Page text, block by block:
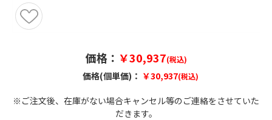
価格： ￥30,937(税込)
価格(個単価)： ￥30,937(税込)
※ご注文後、在庫がない場合キャンセル等のご連絡をさせていた
だきます。